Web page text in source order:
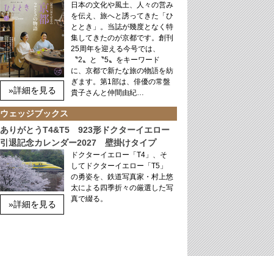
»詳細を見る
日本の文化や風土、人々の営み
を伝え、旅へと誘ってきた「ひ
ととき」。当誌が幾度となく特
集してきたのが京都です。創刊
25周年を迎える今号では、
〝2〟と〝5〟をキーワード
に、京都で新たな旅の物語を紡
ぎます。第1部は、俳優の常盤
貴子さんと仲間由紀…
ウェッジブックス
ありがとうT4&T5 923形ドクターイエロー
引退記念カレンダー2027 壁掛けタイプ
»詳細を見る
ドクターイエロー「T4」、そ
してドクターイエロー「T5」
の勇姿を、鉄道写真家・村上悠
太による四季折々の厳選した写
真で綴る。